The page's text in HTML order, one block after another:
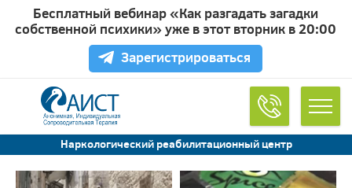
Бесплатный вебинар «Как разгадать загадки
собственной психики» уже в этот вторник в 20:00
Зарегистрироваться
Наркологический реабилитационный центр
Обратный звонок
Удобное время для звонка